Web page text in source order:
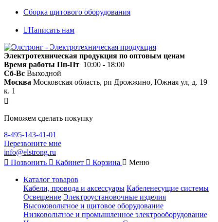
Сборка щитового оборудования
Написать нам
Электротехническая продукция по оптовым ценам
Время работы Пн-Пт 10:00 - 18:00
Сб-Вс Выходной
Москва Московская область, рп Дрожжино, Южная ул, д. 19
к. 1
Поможем сделать покупку
8-495-143-41-01
Перезвоните мне
info@elstrong.ru
Позвонить
Кабинет Корзина Меню
Каталог товаров
Кабели, провода и аксессуары Кабеленесущие системы
Освещение Электроустановочные изделия
Высоковольтное и щитовое оборудование
Низковольтное и промышленное электрооборудование